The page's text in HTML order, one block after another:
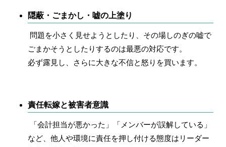
隠蔽・ごまかし・嘘の上塗り
問題を小さく見せようとしたり、その場しのぎの嘘で
ごまかそうとしたりするのは最悪の対応です。
必ず露見し、さらに大きな不信と怒りを買います。
責任転嫁と被害者意識
「会計担当が悪かった」「メンバーが誤解している」
など、他人や環境に責任を押し付ける態度はリーダー